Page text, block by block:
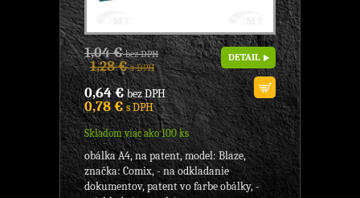
1,04 €bez DPH
1,28 €s DPH
0,64 €bez DPH
0,78 €s DPH
Skladom viac ako 100 ks
DETAIL
obálka A4, na patent, model: Blaze,
značka: Comix, - na odkladanie
dokumentov, patent vo farbe obálky, -